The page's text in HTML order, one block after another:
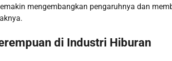
mengembangkan pengaruhnya dan
di Industri Hiburan